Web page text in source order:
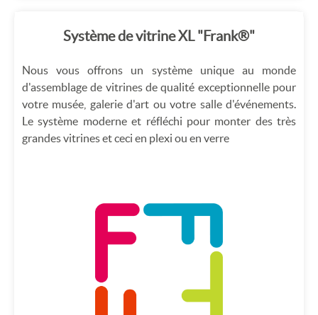
Système de vitrine XL "Frank®"
Nous vous offrons un système unique au monde
d'assemblage de vitrines de qualité exceptionnelle pour
votre musée, galerie d'art ou votre salle d'événements.
Le système moderne et réfléchi pour monter des très
grandes vitrines et ceci en plexi ou en verre